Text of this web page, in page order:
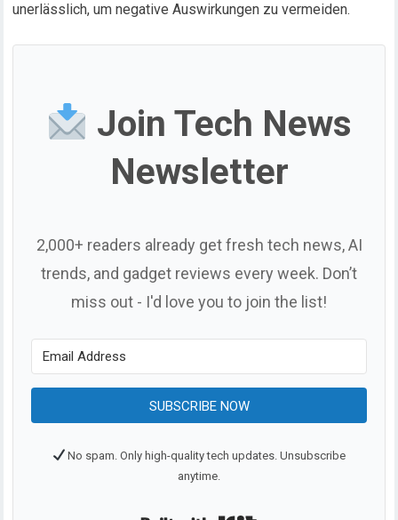
unerlässlich, um negative Auswirkungen zu vermeiden.
Join Tech News
Newsletter
2,000+ readers already get fresh tech news, AI
trends, and gadget reviews every week. Don’t
miss out - I'd love you to join the list!
SUBSCRIBE NOW
No spam. Only high-quality tech updates. Unsubscribe
anytime.